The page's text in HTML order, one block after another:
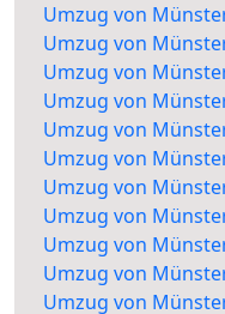
Umzug von
Umzug von
Umzug von
Umzug von
Umzug von
Umzug von
Umzug von
Umzug von
Umzug von
Umzug von
Umzug von